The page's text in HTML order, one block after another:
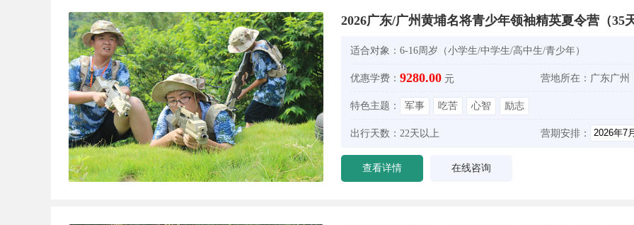
2026广东/广州黄埔名将青少年领袖精英夏令营（35
适合对象： 6-16周岁（小学生/中学生/高中生/青少年）
优惠学费： 9280.00 元 营地所在： 广东广州
特色主题： 军事 吃苦 心智 励志
出行天数： 22天以上 营期安排：
查看详情 在线咨询